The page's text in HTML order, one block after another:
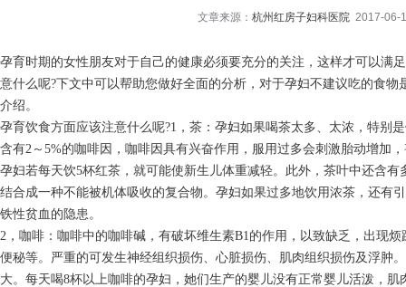
文章来源： 杭州红房子妇科医院 2017-06-
孕育时期的女性朋友对于自己的健康必须要充分的关注，这样才可以满
意什么呢?下文中可以帮助您做好全面的分析，对于孕妇不建议吃的食
介绍。
孕育饮食方面应该注意什么呢?1，茶：孕妇如果喝茶太多、太浓，特别
含有2～5%的咖啡因，咖啡因具有兴奋作用，服用过多会刺激胎动增加
孕妇若每天饮5杯红茶，就可能使新生儿体重减轻。此外，茶叶中还含
结合成一种不能被机体吸收的复合物。孕妇如果过多地饮用浓茶，还有
铁性贫血的隐患。
2，咖啡：咖啡中的咖啡碱，有破坏维生素B1的作用，以致缺乏，出现
便秘等。严重的可发生神经组织损伤、心脏损伤、肌肉组织损伤及浮肿
大。每天喝8杯以上咖啡的孕妇，她们生产的婴儿没有正常婴儿活泼，